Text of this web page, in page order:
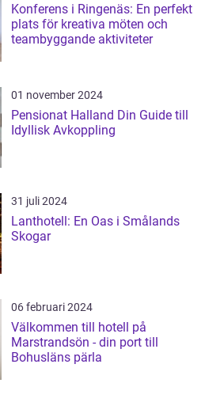
Konferens i Ringenäs: En perfekt
plats för kreativa möten och
teambyggande aktiviteter
01 november 2024
Pensionat Halland Din Guide till
Idyllisk Avkoppling
31 juli 2024
Lanthotell: En Oas i Smålands
Skogar
06 februari 2024
Välkommen till hotell på
Marstrandsön - din port till
Bohusläns pärla